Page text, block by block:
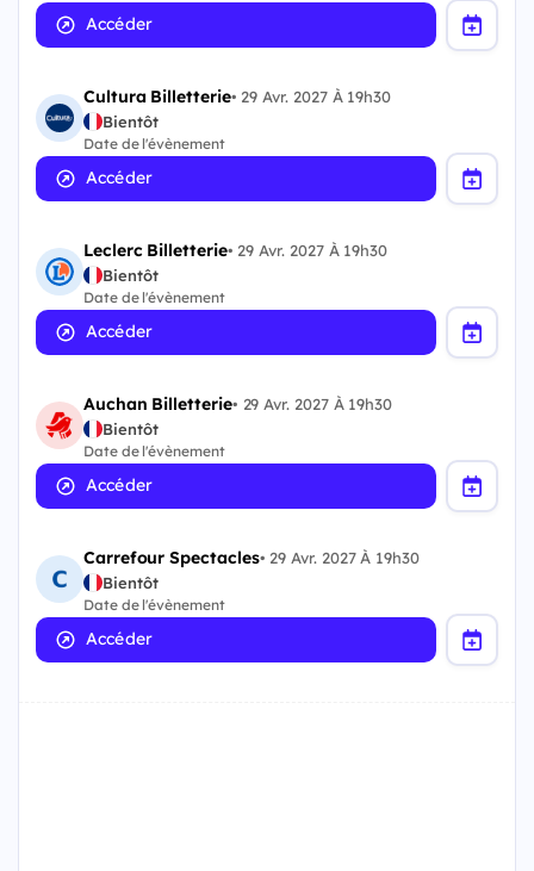
Accéder
Cultura Billetterie• 29 Avr. 2027 À 19h30
Bientôt
Date de l'évènement
Accéder
Leclerc Billetterie• 29 Avr. 2027 À 19h30
Bientôt
Date de l'évènement
Accéder
Auchan Billetterie• 29 Avr. 2027 À 19h30
Bientôt
Date de l'évènement
Accéder
Carrefour Spectacles• 29 Avr. 2027 À 19h30
Bientôt
Date de l'évènement
Accéder